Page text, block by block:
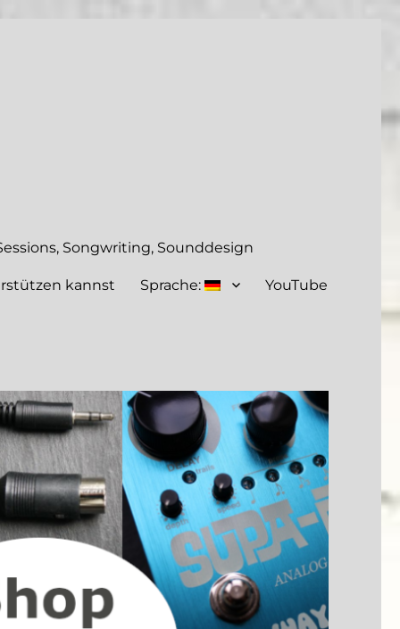
Songwriting, Sounddesign
kannst Sprache: YouTube